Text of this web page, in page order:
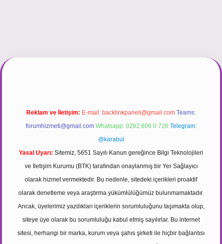
tulipbett.net/
Reklam ve İletişim: E-mail: backlinkpaneli@gmail.com Teams:
forumhizmeti@gmail.com Whatsapp: 0262 606 0 726 Telegram:
@karabul
Yasal Uyarı: Sitemiz, 5651 Sayılı Kanun gereğince Bilgi Teknolojileri
ve İletişim Kurumu (BTK) tarafından onaylanmış bir Yer Sağlayıcı
olarak hizmet vermektedir. Bu nedenle, sitedeki içerikleri proaktif
olarak denetleme veya araştırma yükümlülüğümüz bulunmamaktadır.
Ancak, üyelerimiz yazdıkları içeriklerin sorumluluğunu taşımakta olup,
siteye üye olarak bu sorumluluğu kabul etmiş sayılırlar. Bu internet
sitesi, herhangi bir marka, kurum veya şahıs şirketi ile hiçbir bağlantısı